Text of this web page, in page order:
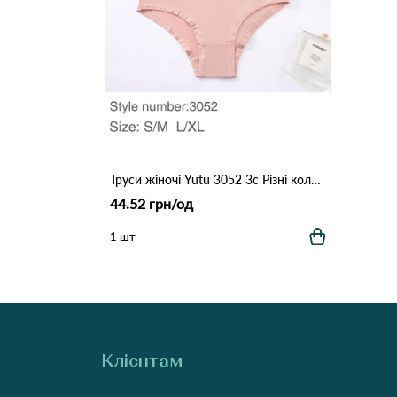
Труси жіночі Yutu 3052 3с Різні кольори
44.52 грн/од
1 шт
Клієнтам